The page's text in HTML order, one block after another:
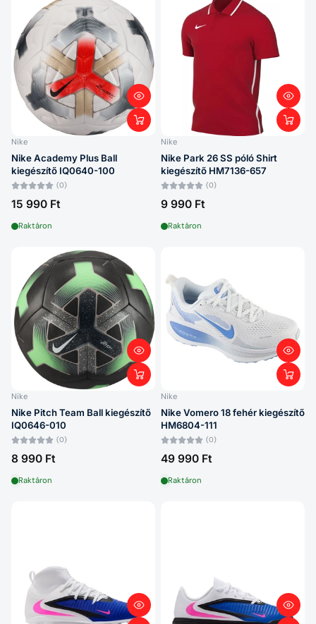
Nike
Nike Academy Plus Ball
kiegészítő IQ0640-100
(0)
15 990 Ft
Raktáron
Nike
Nike Park 26 SS póló Shirt
kiegészítő HM7136-657
(0)
9 990 Ft
Raktáron
Nike
Nike Pitch Team Ball kiegészítő
IQ0646-010
(0)
8 990 Ft
Raktáron
Nike
Nike Vomero 18 fehér kiegészítő
HM6804-111
(0)
49 990 Ft
Raktáron